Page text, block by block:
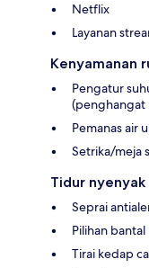
Netflix
Layanan
Kenyamanan
Pengatur
(penghangat
Pemanas air
Setrika/meja
Tidur nyenyak
Seprai
Pilihan bantal
Tirai kedap